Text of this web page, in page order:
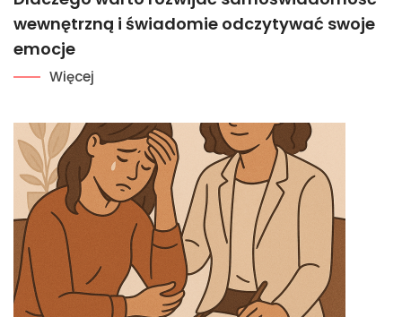
wewnętrzną i świadomie odczytywać swoje
emocje
Więcej